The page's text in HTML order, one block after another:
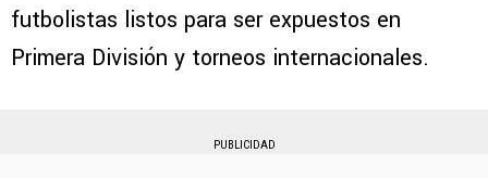
futbolistas listos para ser expuestos en
Primera División y torneos internacionales.
PUBLICIDAD